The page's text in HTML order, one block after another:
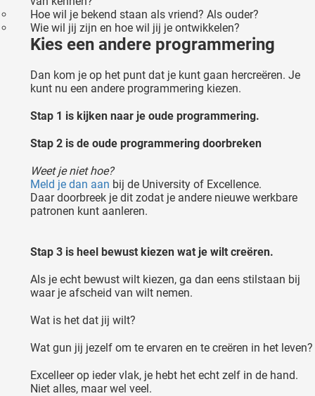
Hoe wil je bekend staan als vriend? Als ouder?
Wie wil jij zijn en hoe wil jij je ontwikkelen?
Kies een andere programmering
Dan kom je op het punt dat je kunt gaan hercreëren. Je
kunt nu een andere programmering kiezen.
Stap 1 is kijken naar je oude programmering.
Stap 2 is de oude programmering doorbreken
Weet je niet hoe?
Meld je dan aan bij de University of Excellence.
Daar doorbreek je dit zodat je andere nieuwe werkbare
patronen kunt aanleren.
Stap 3 is heel bewust kiezen wat je wilt creëren.
Als je echt bewust wilt kiezen, ga dan eens stilstaan bij
waar je afscheid van wilt nemen.
Wat is het dat jij wilt?
Wat gun jij jezelf om te ervaren en te creëren in het leven?
Excelleer op ieder vlak, je hebt het echt zelf in de hand.
Niet alles, maar wel veel.